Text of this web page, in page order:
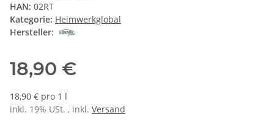
HAN: 02RT
Kategorie: Heimwerkglobal
Hersteller:
18,90 €
18,90 € pro 1 l
inkl. 19% USt. , inkl. Versand